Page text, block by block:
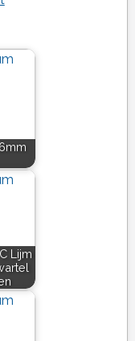
Lijm